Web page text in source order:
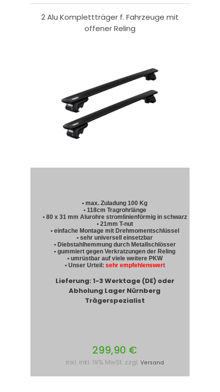
2 Alu Komplettträger f. Fahrzeuge mit
offener Reling
• max. Zuladung 100 Kg
• 118cm Tragrohrlänge
• 80 x 31 mm Alurohre stromlinienförmig in schwarz
• 21mm T-nut
• einfache Montage mit Drehmomentschlüssel
• sehr universell einsetzbar
• Diebstahlhemmung durch Metallschlösser
• gummiert gegen Verkratzungen der Reling
• umrüstbar auf viele weitere PKW
• Unser Urteil: sehr empfehlenswert
Lieferung: 1-3 Werktage (DE) oder
Abholung Lager Nürnberg
Trägerspezialist
299,90 €
inkl. inkl. 19% MwSt. zzgl. Versand